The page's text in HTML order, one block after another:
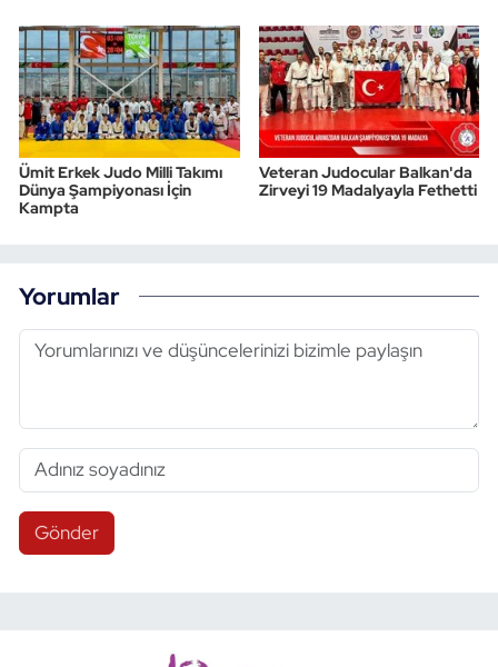
Ümit Erkek Judo Milli Takımı
Dünya Şampiyonası İçin
Kampta
Veteran Judocular Balkan'da
Zirveyi 19 Madalyayla Fethetti
Yorumlar
Gönder